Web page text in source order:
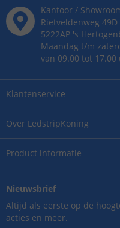
Over LedstripKoning
Product informatie
Klantenservice
Kantoor /
Rietveldenweg 49D
5222AP 's
Maandag t/m
van 09.00 tot 17.00
Nieuwsbrief
Altijd als eerste op de
acties en meer.